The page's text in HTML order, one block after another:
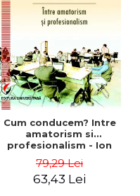
Cum conducem? Intre
amatorism si
profesionalism - Ion
79,29 Lei
63,43 Lei